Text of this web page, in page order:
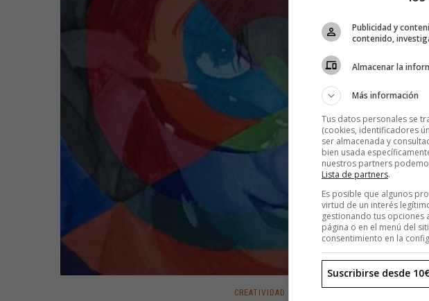
CREATIVIDAD
Publicidad y
contenido,
Almacenar la
Más información
Tus datos personales se
(cookies, identificadores
ser almacenada y
bien usada
nuestros partners
Lista de partners.
Es posible que algunos
virtud de un interés
gestionando tus opciones
página o en el menú del
consentimiento en la
Suscribirse desde